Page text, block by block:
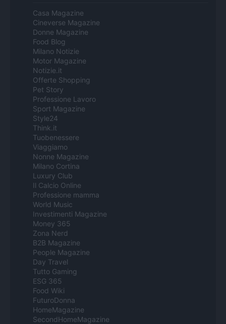
Casa Magazine
Cineverse Magazine
Donne Magazine
Food Blog
Milano Notizie
Motor Magazine
Notizie.it
Offerte Shopping
Pet Story
Professione Lavoro
Sport Magazine
Style24
Think.it
Tuobenessere
Viaggiamo
Nonne Magazine
Milano Cortina
Luxury Club
Il Calcio Online
Professione mamma
World Music
Investimenti Magazine
Money 365
Zona Nerd
B2B Magazine
People Magazine
Day Travel
Tutto Gaming
ESG 365
Food Wiki
FuturoDonna
HomeMagazine
SecondHomeMagazine